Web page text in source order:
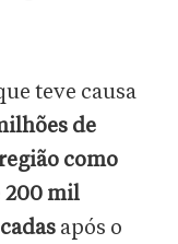
teve causa
de
como
200 mil
após o